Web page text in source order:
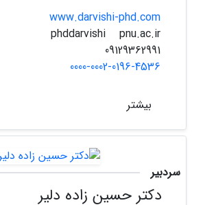
www.darvishi-phd.com
pnu.ac.ir
0000-0002-0196-4536
بیشتر
سردبیر
دکتر حسین زاده دلیر